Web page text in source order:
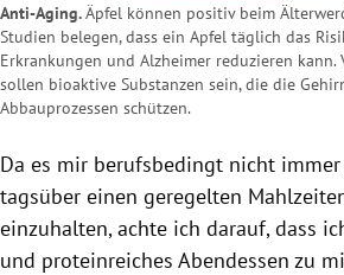
Anti-Aging.Äpfel können positiv beim
Studien belegen, dass ein Apfel täglich das
Erkrankungen und Alzheimer reduzieren
sollen bioaktive Substanzen sein, die die
Abbauprozessen schützen.
Da es mir berufsbedingt nicht
tagsüber einen geregelten
einzuhalten, achte ich darauf, dass
und proteinreiches Abendessen zu